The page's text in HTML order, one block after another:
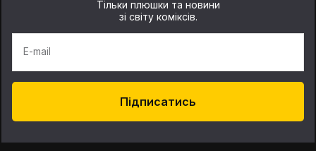
Тільки плюшки та новини
зі світу коміксів.
E-mail
Підписатись